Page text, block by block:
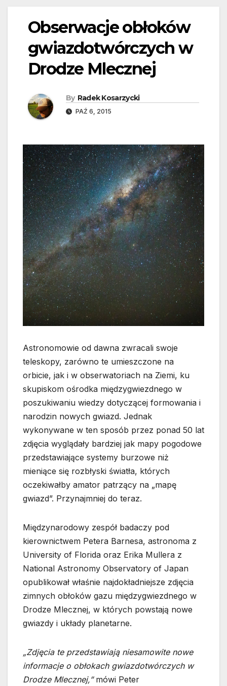
Obserwacje obłoków
gwiazdotwórczych w
Drodze Mlecznej
By Radek Kosarzycki
PAŹ 6, 2015
Astronomowie od dawna zwracali swoje
teleskopy, zarówno te umieszczone na
orbicie, jak i w obserwatoriach na Ziemi, ku
skupiskom ośrodka międzygwiezdnego w
poszukiwaniu wiedzy dotyczącej formowania i
narodzin nowych gwiazd. Jednak
wykonywane w ten sposób przez ponad 50 lat
zdjęcia wyglądały bardziej jak mapy pogodowe
przedstawiające systemy burzowe niż
mieniące się rozbłyski światła, których
oczekiwałby amator patrzący na „mapę
gwiazd”. Przynajmniej do teraz.
Międzynarodowy zespół badaczy pod
kierownictwem Petera Barnesa, astronoma z
University of Florida oraz Erika Mullera z
National Astronomy Observatory of Japan
opublikował właśnie najdokładniejsze zdjęcia
zimnych obłoków gazu międzygwiezdnego w
Drodze Mlecznej, w których powstają nowe
gwiazdy i układy planetarne.
„Zdjęcia te przedstawiają niesamowite nowe
informacje o obłokach gwiazdotwórczych w
Drodze Mlecznej,”mówi Peter